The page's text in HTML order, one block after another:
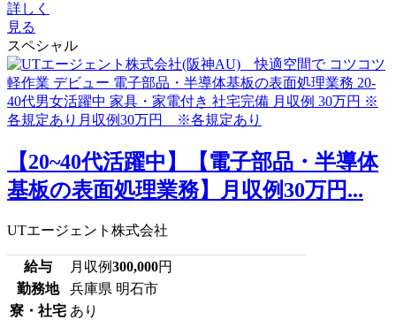
詳しく
見る
スペシャル
【20~40代活躍中】【電子部品・半導体
基板の表面処理業務】月収例30万円...
UTエージェント株式会社
給与 月収例300,000円
勤務地
兵庫県 明石市
寮・社宅 あり